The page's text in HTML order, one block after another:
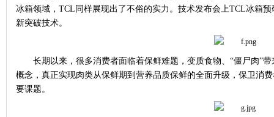
冰箱领域， TCL 同样展现出了不俗的实力。技术发布会上TCL冰箱预
新突破技术。
长期以来，很多消费者面临着保鲜难题，变质食物、“僵尸肉”
概念，真正实现肉类从保鲜期到营养品质保鲜的全面升级，保卫消
要课题。